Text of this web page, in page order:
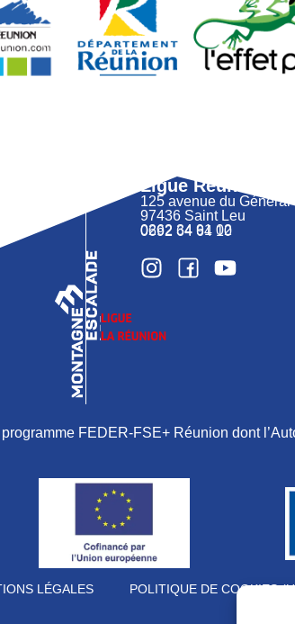
Ligue Réunion
125 avenue du Général
97436 Saint Leu
0262 34 91 02
0692 64 64 10
FEDER-FSE+ Réunion dont
LÉGALES POLITIQUE DE COOKIES